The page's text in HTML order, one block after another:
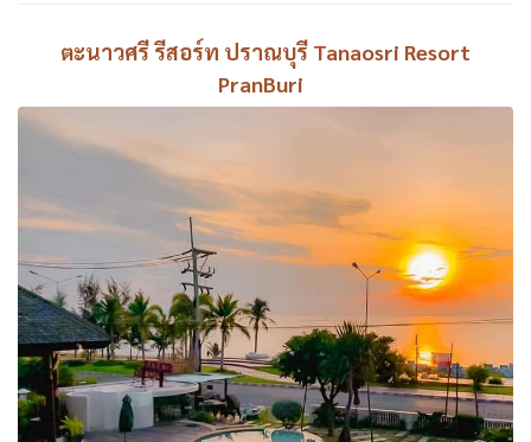
ตะนาวศรี รีสอร์ท ปราณบุรี Tanaosri Resort
PranBuri